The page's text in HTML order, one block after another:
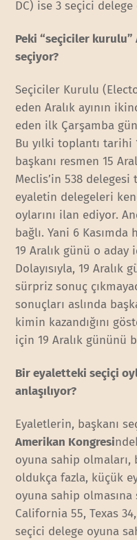
DC) ise 3 seçici
Peki “seçiciler kurulu”
seçiyor?
Seçiciler Kurulu
eden Aralık ayının
eden ilk Çarşamba
Bu yılki toplantı tarihi
başkanı resmen 15
Meclis’in 538
eyaletin delegeleri
oylarını ilan ediyor.
bağlı. Yani 6
19 Aralık günü o
Dolayısıyla, 19
sürpriz sonuç
sonuçları aslında
kimin kazandığını
için 19 Aralık gününü
Bir eyaletteki seçiçi
anlaşılıyor?
Eyaletlerin, başkanı
Amerikan Kongresi
oyuna sahip olmaları,
oldukça fazla, küçük
oyuna sahip
California 55, Texas
seçici delege oyuna